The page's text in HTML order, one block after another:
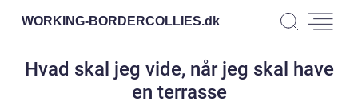
WORKING-BORDERCOLLIES.dk
Hvad skal jeg vide, når jeg skal have
en terrasse